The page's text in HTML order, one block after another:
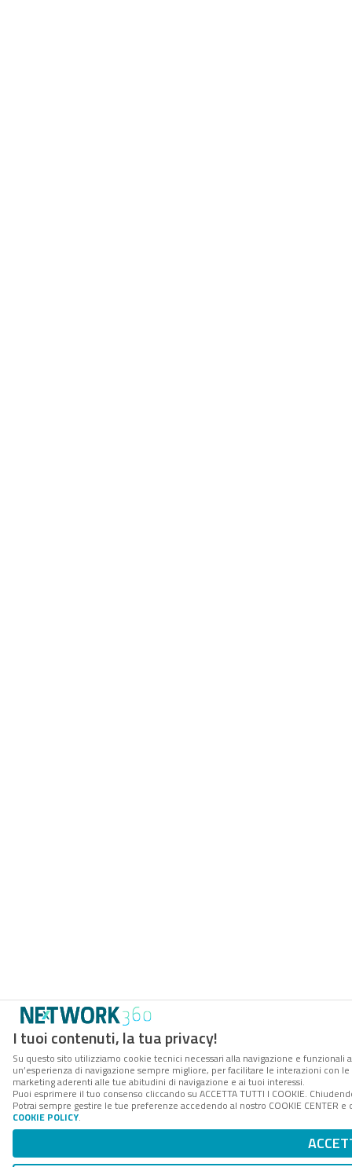
I tuoi contenuti, la tua privacy!
Su questo sito utilizziamo cookie tecnici necessari alla navigazione e
un’esperienza di navigazione sempre migliore, per facilitare le interazioni con
marketing aderenti alle tue abitudini di navigazione e ai tuoi interessi.
Puoi esprimere il tuo consenso cliccando su ACCETTA TUTTI I COOKIE.
Potrai sempre gestire le tue preferenze accedendo al nostro COOKIE
COOKIE POLICY.